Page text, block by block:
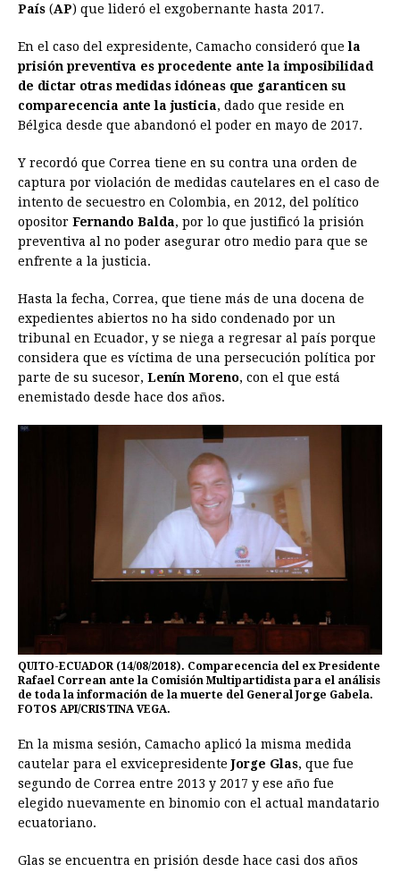
País (AP) que lideró el exgobernante hasta 2017.
En el caso del expresidente, Camacho consideró quela
prisión preventiva es procedente ante la imposibilidad
de dictar otras medidas idóneas que garanticen su
comparecencia ante la justicia, dado que reside en
Bélgica desde que abandonó el poder en mayo de 2017.
Y recordó que Correa tiene en su contra una orden de
captura por violación de medidas cautelares en el caso de
intento de secuestro en Colombia, en 2012, del político
opositor Fernando Balda, por lo que justificó la prisión
preventiva al no poder asegurar otro medio para que se
enfrente a la justicia.
Hasta la fecha, Correa, que tiene más de una docena de
expedientes abiertos no ha sido condenado por un
tribunal en Ecuador, y se niega a regresar al país porque
considera que es víctima de una persecución política por
parte de su sucesor, Lenín Moreno, con el que está
enemistado desde hace dos años.
QUITO-ECUADOR (14/08/2018). Comparecencia del ex Presidente
Rafael Correan ante la Comisión Multipartidista para el análisis
de toda la información de la muerte del General Jorge Gabela.
FOTOS API/CRISTINA VEGA.
En la misma sesión, Camacho aplicó la misma medida
cautelar para el exvicepresidenteJorge Glas, que fue
segundo de Correa entre 2013 y 2017 y ese año fue
elegido nuevamente en binomio con el actual mandatario
ecuatoriano.
Glas se encuentra en prisión desde hace casi dos años